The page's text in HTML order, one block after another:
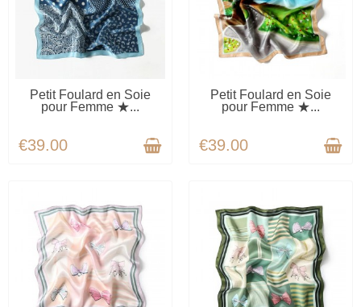
AVAILABLE
Petit Foulard en Soie
pour Femme ★...
€39.00
AVAILABLE
Petit Foulard en Soie
pour Femme ★...
€39.00